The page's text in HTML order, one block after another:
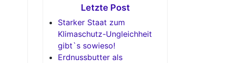
Letzte Post
Starker Staat zum
Klimaschutz-Ungleichheit
gibt`s sowieso!
Erdnussbutter als